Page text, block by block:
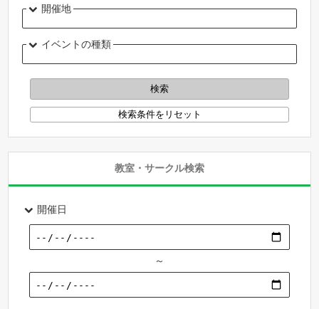
開催地
イベントの種類
教室・サークル検索
開催日
～